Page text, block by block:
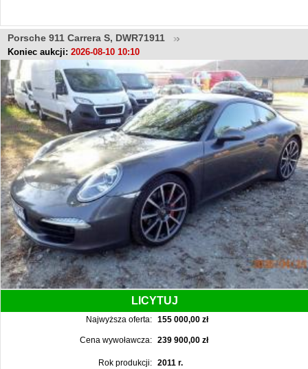
Porsche 911 Carrera S, DWR71911
Koniec aukcji: 2026-08-10 10:10
LICYTUJ
Najwyższa oferta: 155 000,00 zł
Cena wywoławcza: 239 900,00 zł
Rok produkcji:
2011 r.